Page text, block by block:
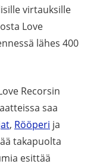
virtauksille
Love
lähes 400
Recorsin
saa
, Rööperi ja
takapuolta
esittää